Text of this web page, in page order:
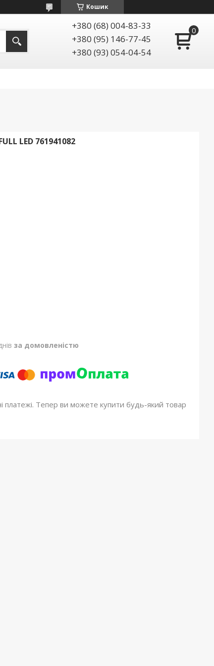
Кошик
+380 (68) 004-83-33
+380 (95) 146-77-45
+380 (93) 054-04-54
LED 761941082
за домовленістю
платежі. Тепер ви можете купити будь-який товар